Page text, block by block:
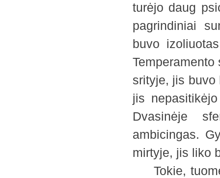
turėjo daug
pagrindiniai
buvo
srityje, jis buvo
jis
Dvasinėje
ambicingas.
mirtyje, jis liko
Tokie,